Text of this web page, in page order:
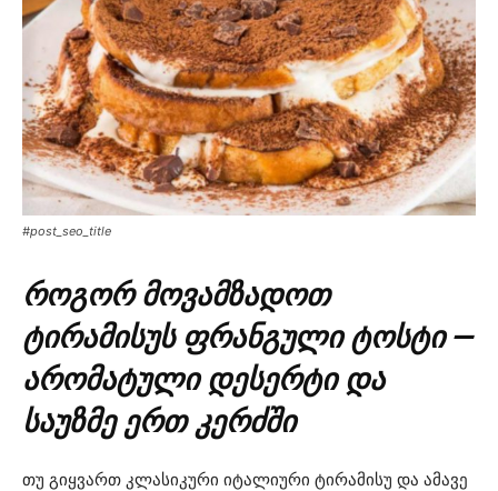
#post_seo_title
როგორ მოვამზადოთ
ტირამისუს ფრანგული ტოსტი —
არომატული დესერტი და
საუზმე ერთ კერძში
თუ გიყვართ კლასიკური იტალიური ტირამისუ და ამავე